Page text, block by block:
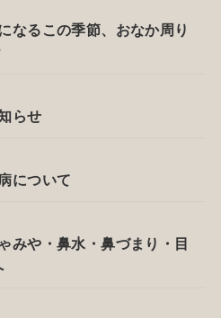
なるこの季節、おなか周り
らせ
について
みや・鼻水・鼻づまり・目